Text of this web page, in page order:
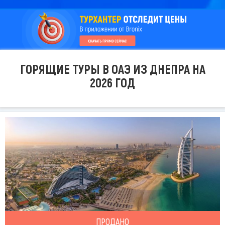
ГОРЯЩИЕ ТУРЫ В ОАЭ ИЗ ДНЕПРА НА
2026 ГОД
ПРОДАНО